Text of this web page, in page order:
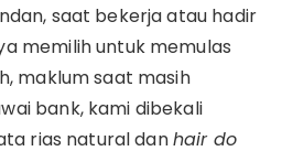
saat bekerja atau hadir
memilih untuk memulas
maklum saat masih
bank, kami dibekali
rias natural danhair do